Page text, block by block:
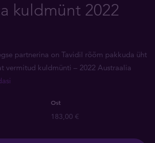
kuldmünt 2022
partnerina on Tavidil rõõm pakkuda üht
vermitud kuldmünti – 2022 Austraalia
Ost
183,00 €